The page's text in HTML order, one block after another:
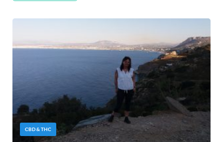
CBD & THC